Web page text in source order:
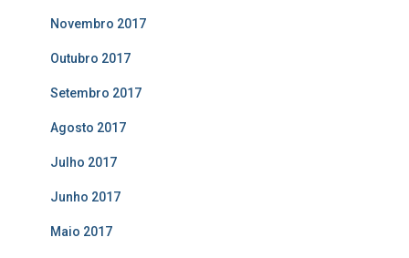
Novembro 2017
Outubro 2017
Setembro 2017
Agosto 2017
Julho 2017
Junho 2017
Maio 2017